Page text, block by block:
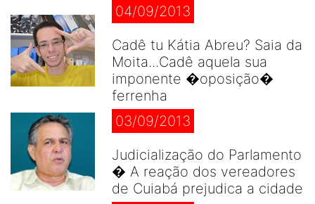
04/09/2013
Cadê tu Kátia Abreu? Saia da
Moita...Cadê aquela sua
imponente �oposição�
ferrenha
03/09/2013
Judicialização do Parlamento
� A reação dos vereadores
de Cuiabá prejudica a cidade